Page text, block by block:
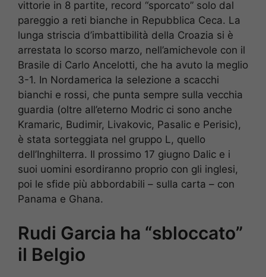
vittorie in 8 partite, record “sporcato” solo dal
pareggio a reti bianche in Repubblica Ceca. La
lunga striscia d’imbattibilità della Croazia si è
arrestata lo scorso marzo, nell’amichevole con il
Brasile di Carlo Ancelotti, che ha avuto la meglio
3-1. In Nordamerica la selezione a scacchi
bianchi e rossi, che punta sempre sulla vecchia
guardia (oltre all’eterno Modric ci sono anche
Kramaric, Budimir, Livakovic, Pasalic e Perisic),
è stata sorteggiata nel gruppo L, quello
dell’Inghilterra. Il prossimo 17 giugno Dalic e i
suoi uomini esordiranno proprio con gli inglesi,
poi le sfide più abbordabili – sulla carta – con
Panama e Ghana.
Rudi Garcia ha “sbloccato”
il Belgio